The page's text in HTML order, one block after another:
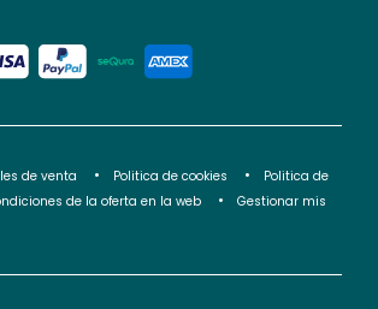
de
privacidad</2>.
de venta Politica de cookies
Politica de
de la oferta en la web
Gestionar mis